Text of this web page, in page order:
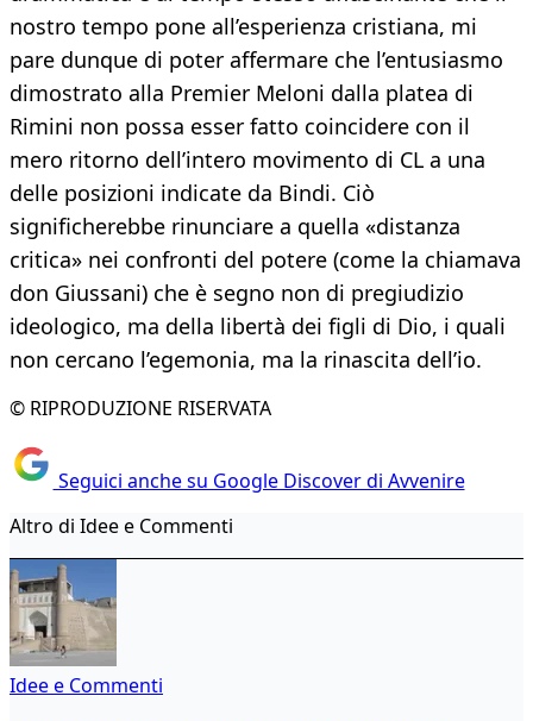
nostro tempo pone all’esperienza cristiana, mi
pare dunque di poter affermare che l’entusiasmo
dimostrato alla Premier Meloni dalla platea di
Rimini non possa esser fatto coincidere con il
mero ritorno dell’intero movimento di CL a una
delle posizioni indicate da Bindi. Ciò
significherebbe rinunciare a quella «distanza
critica» nei confronti del potere (come la chiamava
don Giussani) che è segno non di pregiudizio
ideologico, ma della libertà dei figli di Dio, i quali
non cercano l’egemonia, ma la rinascita dell’io.
© RIPRODUZIONE RISERVATA
Seguici anche su Google Discover di Avvenire
Altro di Idee e Commenti
Idee e Commenti